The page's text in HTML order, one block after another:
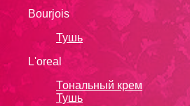
Bourjois
Тушь
L'oreal
Тональный крем
Тушь